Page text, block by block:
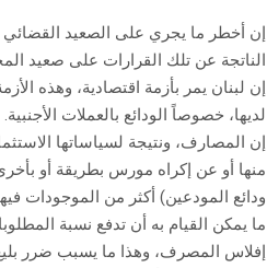
إن أخطر ما يجري على الصعيد القضائي
الناتجة عن تلك القرارات على صعيد
إن لبنان يمر بأزمة اقتصادية، وهذه
لديها، خصوصاً الودائع بالعملات
إن المصارف، ونتيجة لسياساتها
منها أو عن إكراه مورس بطريقة أو
ودائع المودعين) أكثر من الموجودات
ما يمكن القيام به أن تدفع نسبة
إفلاس المصرف، وهذا ما يسبب ضرر